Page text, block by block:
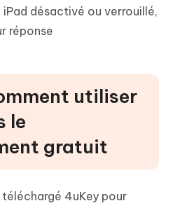
iPad désactivé ou verrouillé,
réponse
utiliser
le
gratuit
4uKey pour